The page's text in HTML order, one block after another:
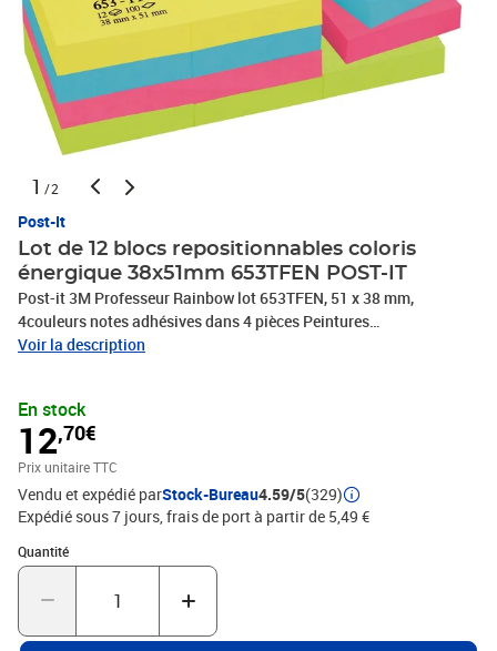
1 /2
Post-It
Lot de 12 blocs repositionnables coloris
énergique 38x51mm 653TFEN POST-IT
Post-it 3M Professeur Rainbow lot 653TFEN, 51 x 38 mm,
4couleurs notes adhésives dans 4 pièces Peintures
Activecollection: ultra bleu, rose néon, vert fluor100 feuilles/bloc6
Voir la description
En stock
12,70€
Prix unitaire TTC
Vendu et expédié parStock-Bureau4.59/5(329)
Expédié sous 7 jours, frais de port à partir de 5,49 €
Quantité
Quantité : 1